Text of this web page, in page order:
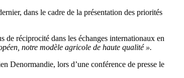
dans le cadre de la présentation des priorités
de réciprocité dans les échanges internationaux en
notre modèle agricole de haute qualité ».
Denormandie, lors d’une conférence de presse le